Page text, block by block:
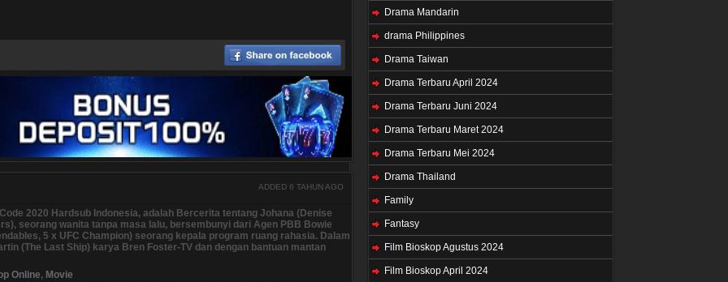
ADDED 6 TAHUN AGO
2020 Hardsub Indonesia, adalah Bercerita tentang Johana (Denise
seorang wanita tanpa masa lalu, bersembunyi dari Agen PBB Bowie
5 x UFC Champion) seorang kepala program ruang rahasia. Dalam
(The Last Ship) karya Bren Foster-TV dan dengan bantuan mantan
Online, Movie
Drama Mandarin
drama Philippines
Drama Taiwan
Drama Terbaru April 2024
Drama Terbaru Juni 2024
Drama Terbaru Maret 2024
Drama Terbaru Mei 2024
Drama Thailand
Family
Fantasy
Film Bioskop Agustus 2024
Film Bioskop April 2024